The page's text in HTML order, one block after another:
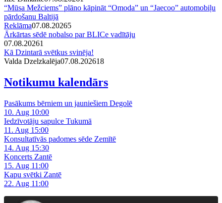
“Mūsa Mežciems” plāno kāpināt “Omoda” un “Jaecoo” automobiļu
pārdošanu Baltijā
Reklāma07.08.20265
Ārkārtas sēdē nobalso par BLICe vadītāju
07.08.20261
Kā Dzintarā svētkus svinēja!
Valda Dzelzkalēja07.08.202618
Notikumu kalendārs
Pasākums bērniem un jauniešiem Degolē
10. Aug 10:00
Iedzīvotāju sapulce Tukumā
11. Aug 15:00
Konsultatīvās padomes sēde Zemītē
14. Aug 15:30
Koncerts Zantē
15. Aug 11:00
Kapu svētki Zantē
22. Aug 11:00